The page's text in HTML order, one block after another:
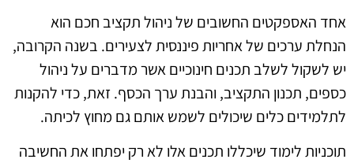
אחד האספקטים החשובים של ניהול תקציב חכם הוא
הנחלת ערכים של אחריות פיננסית לצעירים. בשנה הקרובה,
יש לשקול לשלב תכנים חינוכיים אשר מדברים על ניהול
כספים, תכנון התקציב, והבנת ערך הכסף. זאת, כדי להקנות
לתלמידים כלים שיכולים לשמש אותם גם מחוץ לכיתה.
תוכניות לימוד שיכללו תכנים אלו לא רק יפתחו את החשיבה